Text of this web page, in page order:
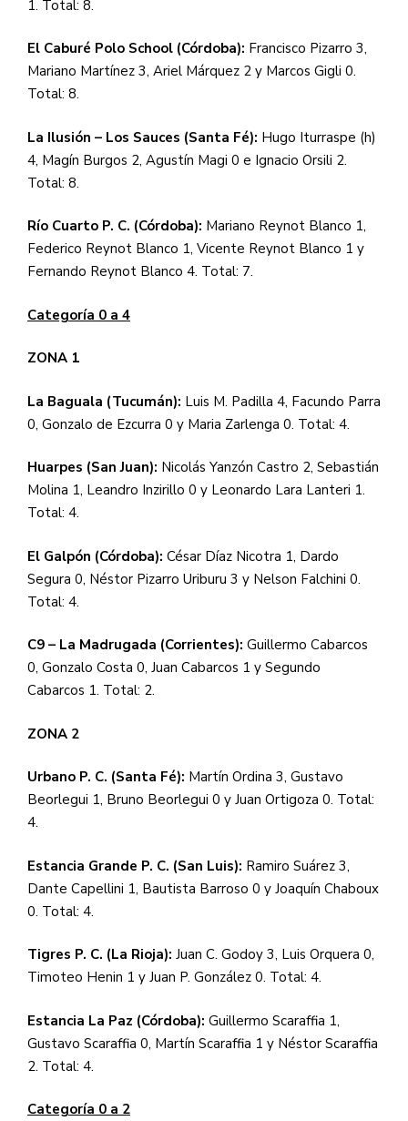
1. Total: 8.
El Caburé Polo School (Córdoba): Francisco Pizarro 3,
Mariano Martínez 3, Ariel Márquez 2 y Marcos Gigli 0.
Total: 8.
La Ilusión – Los Sauces (Santa Fé): Hugo Iturraspe (h)
4, Magín Burgos 2, Agustín Magi 0 e Ignacio Orsili 2.
Total: 8.
Río Cuarto P. C. (Córdoba): Mariano Reynot Blanco 1,
Federico Reynot Blanco 1, Vicente Reynot Blanco 1 y
Fernando Reynot Blanco 4. Total: 7.
Categoría 0 a 4
ZONA 1
La Baguala (Tucumán): Luis M. Padilla 4, Facundo Parra
0, Gonzalo de Ezcurra 0 y Maria Zarlenga 0. Total: 4.
Huarpes (San Juan): Nicolás Yanzón Castro 2, Sebastián
Molina 1, Leandro Inzirillo 0 y Leonardo Lara Lanteri 1.
Total: 4.
El Galpón (Córdoba): César Díaz Nicotra 1, Dardo
Segura 0, Néstor Pizarro Uriburu 3 y Nelson Falchini 0.
Total: 4.
C9 – La Madrugada (Corrientes): Guillermo Cabarcos
0, Gonzalo Costa 0, Juan Cabarcos 1 y Segundo
Cabarcos 1. Total: 2.
ZONA 2
Urbano P. C. (Santa Fé): Martín Ordina 3, Gustavo
Beorlegui 1, Bruno Beorlegui 0 y Juan Ortigoza 0. Total:
4.
Estancia Grande P. C. (San Luis): Ramiro Suárez 3,
Dante Capellini 1, Bautista Barroso 0 y Joaquín Chaboux
0. Total: 4.
Tigres P. C. (La Rioja): Juan C. Godoy 3, Luis Orquera 0,
Timoteo Henin 1 y Juan P. González 0. Total: 4.
Estancia La Paz (Córdoba): Guillermo Scaraffia 1,
Gustavo Scaraffia 0, Martín Scaraffia 1 y Néstor Scaraffia
2. Total: 4.
Categoría 0 a 2